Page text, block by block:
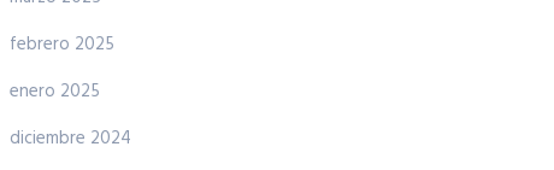
febrero 2025
enero 2025
diciembre 2024